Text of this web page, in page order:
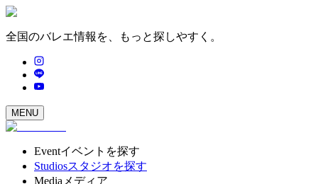
全国のバレエ情報を、もっと探しやすく。
MENU
Eventイベントを探す
Studiosスタジオを探す
Media メディア